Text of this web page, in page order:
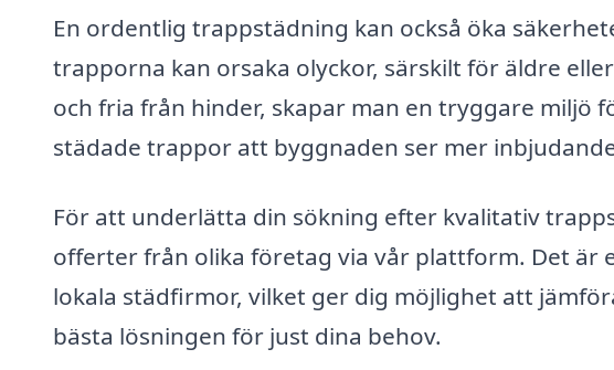
En ordentlig trappstädning kan också öka
trapporna kan orsaka olyckor, särskilt för äldre
och fria från hinder, skapar man en tryggare miljö
städade trappor att byggnaden ser mer
För att underlätta din sökning efter kvalitativ
offerter från olika företag via vår plattform. Det är
lokala städfirmor, vilket ger dig möjlighet att
bästa lösningen för just dina behov.